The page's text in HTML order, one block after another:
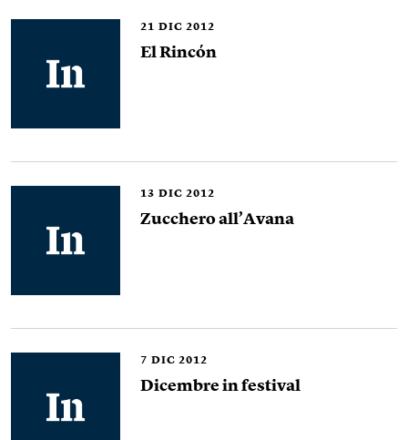
21 DIC 2012
El Rincón
13 DIC 2012
Zucchero all’Avana
7 DIC 2012
Dicembre in festival